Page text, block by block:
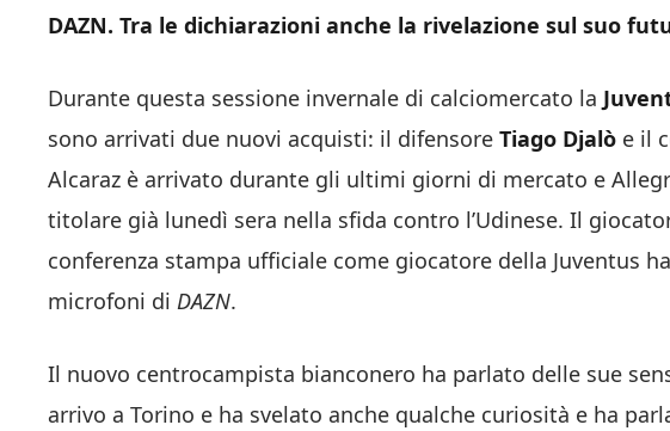
DAZN. Tra le dichiarazioni anche la rivelazione sul suo
Durante questa sessione invernale di calciomercato la
sono arrivati due nuovi acquisti: il difensore Tiago Djalò e il
Alcaraz è arrivato durante gli ultimi giorni di mercato e
titolare già lunedì sera nella sfida contro l’Udinese. Il
conferenza stampa ufficiale come giocatore della Juventus
microfoni di DAZN.
Il nuovo centrocampista bianconero ha parlato delle sue
arrivo a Torino e ha svelato anche qualche curiosità e ha